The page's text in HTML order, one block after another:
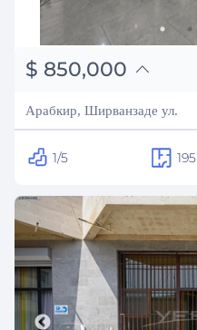
$ 850,000
֏ 331,500,000
₽ 76,914,153
Арабкир, Ширванзаде ул.
1/5 195